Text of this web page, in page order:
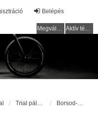
Belépés
Megválaszolatlan témák Aktív témák